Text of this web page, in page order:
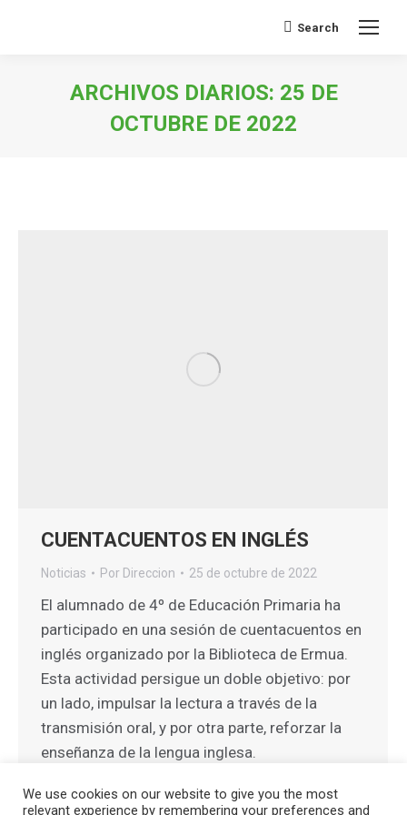
Buscar:
Search
ARCHIVOS DIARIOS: 25 DE
OCTUBRE DE 2022
CUENTACUENTOS EN INGLÉS
Noticias Por Direccion 25 de octubre de 2022
El alumnado de 4º de Educación Primaria ha
participado en una sesión de cuentacuentos en
inglés organizado por la Biblioteca de Ermua.
Esta actividad persigue un doble objetivo: por
un lado, impulsar la lectura a través de la
transmisión oral, y por otra parte, reforzar la
enseñanza de la lengua inglesa.
We use cookies on our website to give you the most
relevant experience by remembering your preferences and